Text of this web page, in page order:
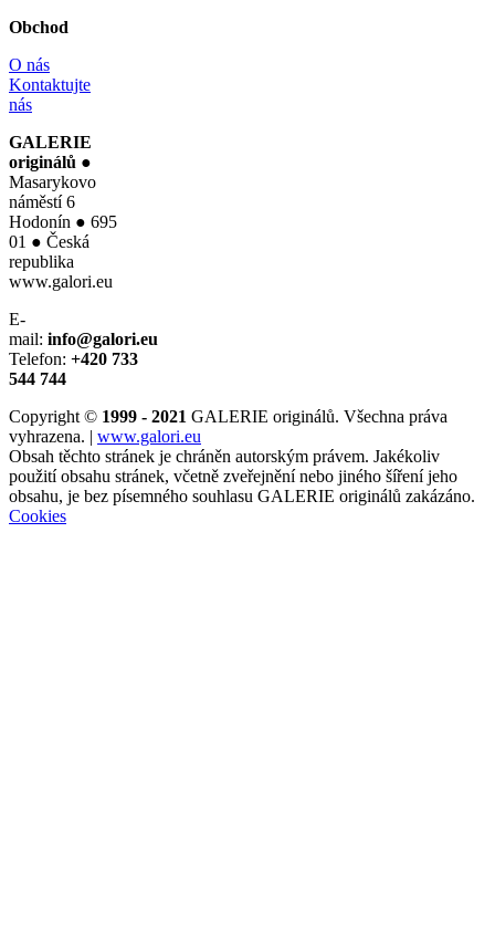
Obchod
O nás
Kontaktujte
nás
GALERIE
originálů ●
Masarykovo
náměstí 6
Hodonín ● 695
01 ● Česká
republika
www.galori.eu
E-
mail: info@galori.eu
Telefon: +420 733
544 744
Copyright © 1999 - 2021 GALERIE originálů. Všechna práva
vyhrazena. | www.galori.eu
Obsah těchto stránek je chráněn autorským právem. Jakékoliv
použití obsahu stránek, včetně zveřejnění nebo jiného šíření jeho
obsahu, je bez písemného souhlasu GALERIE originálů zakázáno.
Cookies